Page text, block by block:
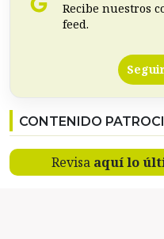
Recibe nuestros
feed.
CONTENIDO
Revisa aquí lo